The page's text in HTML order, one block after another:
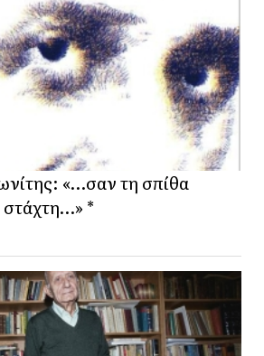
«…σαν τη σπίθα
στάχτη…» *